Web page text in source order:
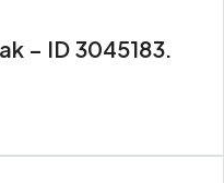
– ID 3045183.